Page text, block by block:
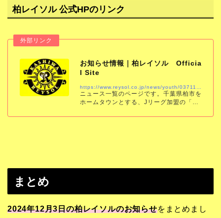
柏レイソル 公式HPのリンク
お知らせ情報｜柏レイソル Officia
l Site
ニュース一覧のページです。千葉県柏市を
ホームタウンとする、Jリーグ加盟の「柏
スケジュール、チケット、チーム情報をい
まとめ
2024年12月3日の柏レイソルのお知らせをまとめまし